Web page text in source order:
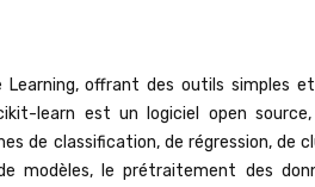
offrant des outils simples et
learn est un logiciel open
de classification, de régression, de
modèles, le prétraitement des